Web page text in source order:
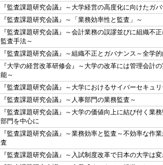
『監査課題研究会議』～大学経営の高度化に向けたガ
『監査課題研究会議』～「業務効率性と監査」～
『監査課題研究会議』～会計業務の誤謬並びに組織不
監査手法～
『監査課題研究会議』～組織不正とガバナンス～全学
『大学の経営改革研修会』～大学の改革には管理会計
能～
『監査課題研究会議』～大学におけるサイバーセキュ
『監査課題研究会議』～人事部門の業務監査～
『監査課題研究会議』～大学の価値向上に結び付く業
部門を中心に
『監査課題研究会議』～業務効率と監査～不効率な作
査
『監査課題研究会議』～入試制度改革で日本の大学は変